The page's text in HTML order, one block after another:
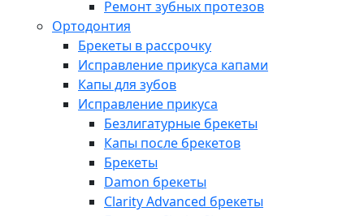
Ремонт зубных протезов
Ортодонтия
Брекеты в рассрочку
Исправление прикуса капами
Капы для зубов
Исправление прикуса
Безлигатурные брекеты
Капы после брекетов
Брекеты
Damon брекеты
Clarity Advanced брекеты